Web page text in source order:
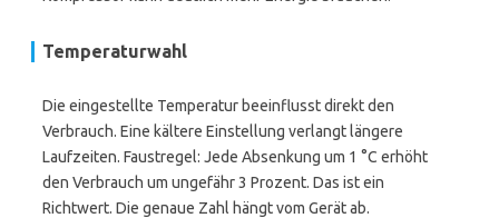
Temperaturwahl
Die eingestellte Temperatur beeinflusst direkt den
Verbrauch. Eine kältere Einstellung verlangt längere
Laufzeiten. Faustregel: Jede Absenkung um 1 °C erhöht
den Verbrauch um ungefähr 3 Prozent. Das ist ein
Richtwert. Die genaue Zahl hängt vom Gerät ab.